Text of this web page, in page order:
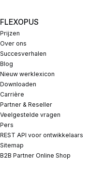
FLEXOPUS
Prijzen
Over ons
Succesverhalen
Blog
Nieuw werklexicon
Downloaden
carrière
Partner & Reseller
Veelgestelde vragen
pers
REST API voor ontwikkelaars
Sitemap
B2B Partner Online Shop